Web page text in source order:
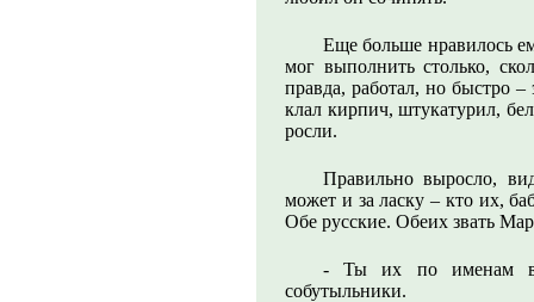
Еще больше нравилось
мог выполнить столько,
правда, работал, но быстро –
клал кирпич, штукатурил,
росли.
Правильно выросло,
может и за ласку – кто их,
Обе русские. Обеих звать
- Ты их по именам
собутыльники.